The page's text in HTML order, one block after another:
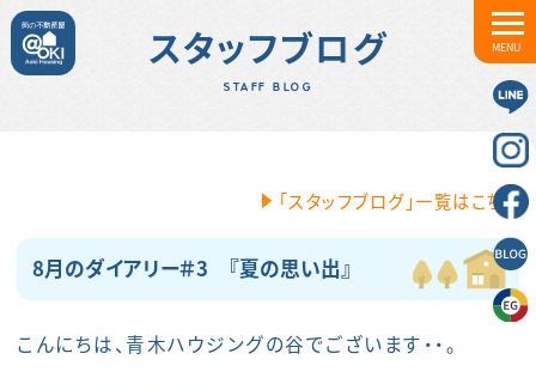
MENU
スタッフブログ
STAFF BLOG
「スタッフブログ」一覧はこちら
8月のダイアリー＃3 『夏の思い出』
こんにちは、青木ハウジングの谷でございます・・。